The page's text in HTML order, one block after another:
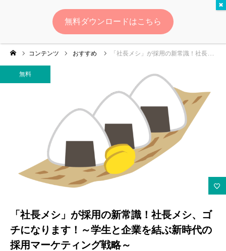
無料
コンテンツ おすすめ 「社長メシ」が採用の新常識！社長メシ、ゴチになります！～学生と企業を結ぶ新時代の採用マーケティング戦略～
無料
「社長メシ」が採用の新常識！社長メシ、ゴ
チになります！～学生と企業を結ぶ新時代の
採用マーケティング戦略～
ログイン 会員登録
ゆいマーケとは？
イベント・セミナー情報
コンテンツ
スポンサー登録
サロン会員登録
無料ダウンロードはこちら